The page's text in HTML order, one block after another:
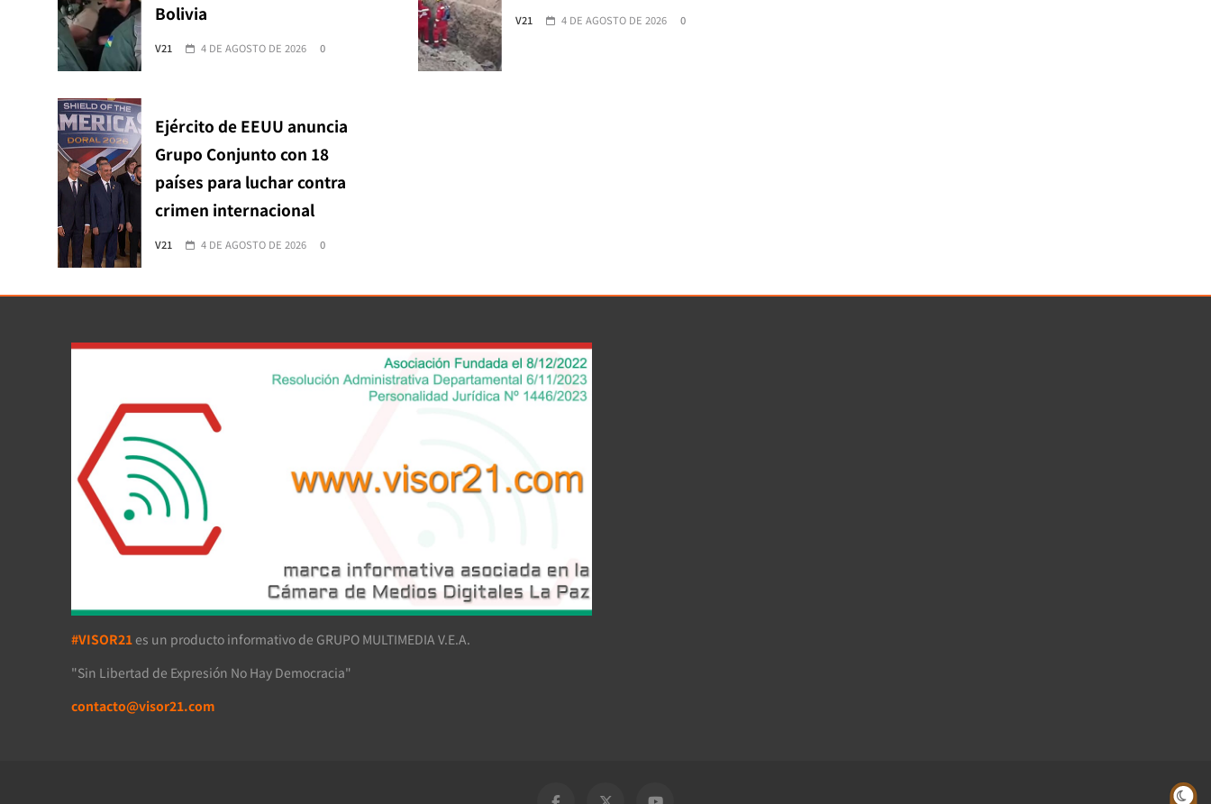
Bolivia
V21 4 DE AGOSTO DE 2026 0
V21 4 DE AGOSTO DE 2026 0
Ejército de EEUU anuncia
Grupo Conjunto con 18
países para luchar contra
crimen internacional
V21 4 DE AGOSTO DE 2026 0
#VISOR21 es un producto informativo de GRUPO MULTIMEDIA V.E.A.
"Sin Libertad de Expresión No Hay Democracia"
contacto@visor21.com